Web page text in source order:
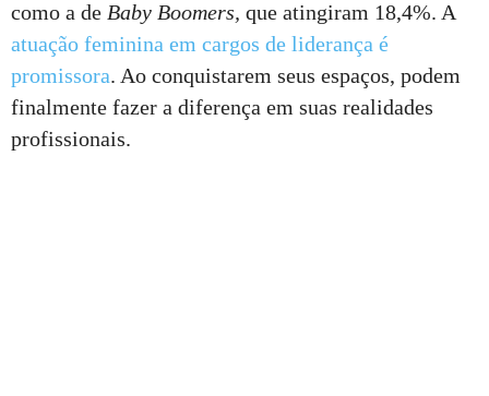
como a de Baby Boomers, que atingiram 18,4%. A
atuação feminina em cargos de liderança é
promissora. Ao conquistarem seus espaços, podem
finalmente fazer a diferença em suas realidades
profissionais.